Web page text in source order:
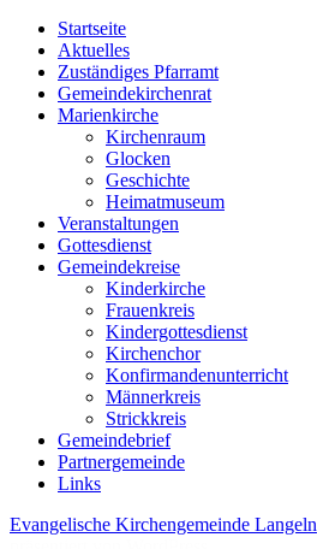
Startseite
Aktuelles
Zuständiges Pfarramt
Gemeindekirchenrat
Marienkirche
Kirchenraum
Glocken
Geschichte
Heimatmuseum
Veranstaltungen
Gottesdienst
Gemeindekreise
Kinderkirche
Frauenkreis
Kindergottesdienst
Kirchenchor
Konfirmandenunterricht
Männerkreis
Strickkreis
Gemeindebrief
Partnergemeinde
Links
Evangelische Kirchengemeinde Langeln